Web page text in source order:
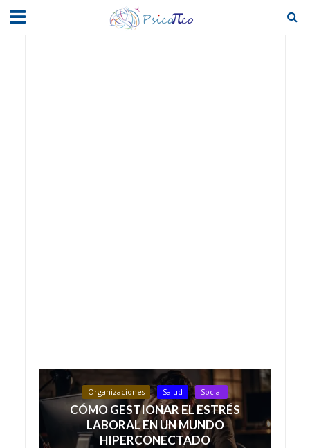
Organizaciones Salud Social
CÓMO GESTIONAR EL ESTRÉS
LABORAL EN UN MUNDO
HIPERCONECTADO